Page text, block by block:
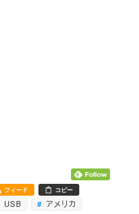
フィード コピー
USB
アメリカ